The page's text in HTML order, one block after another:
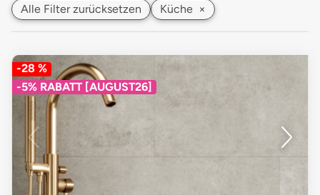
Alle Filter zurücksetzen Küche ×
-28 %
-5% RABATT [AUGUST26]